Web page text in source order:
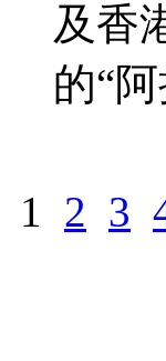
及香
的“
1 2 3